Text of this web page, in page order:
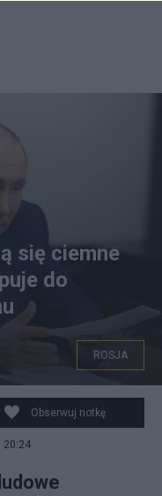
którzy wzięli udział
za nazwaniem
USA
Fot.
się ciemne
do
ROSJA
Obserwuj notkę
20:24